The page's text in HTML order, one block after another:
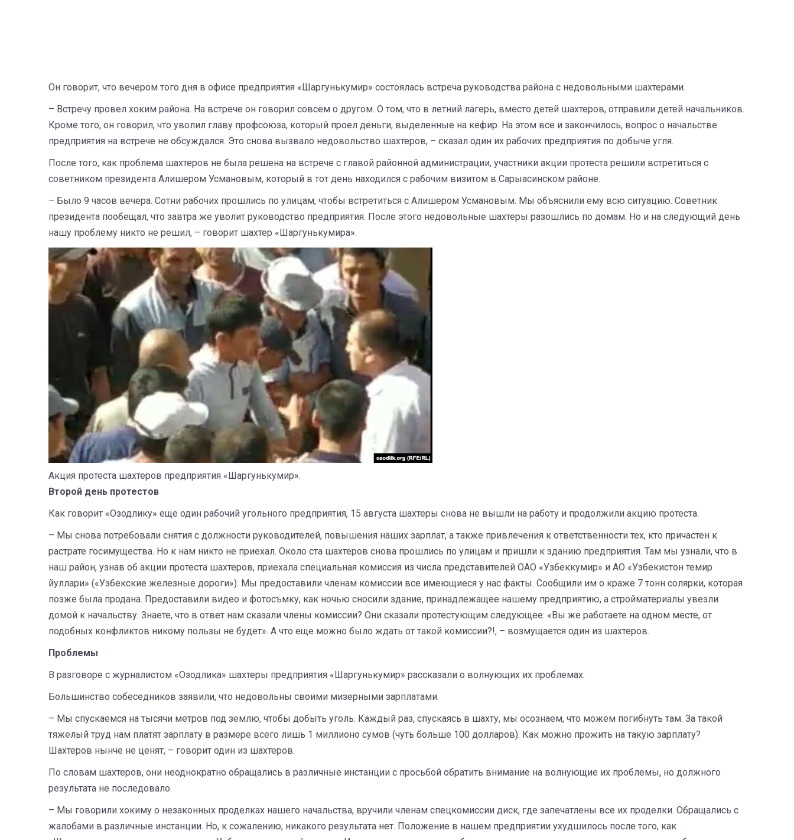
Он говорит, что вечером того дня в офисе предприятия «Шаргунькумир» состоялась встреча руководства района с недовольными шахтерами.
– Встречу провел хоким района. На встрече он говорил совсем о другом. О том, что в летний лагерь, вместо детей шахтеров, отправили детей начальников.
Кроме того, он говорил, что уволил главу профсоюза, который проел деньги, выделенные на кефир. На этом все и закончилось, вопрос о начальстве
предприятия на встрече не обсуждался. Это снова вызвало недовольство шахтеров, – сказал один их рабочих предприятия по добыче угля.
После того, как проблема шахтеров не была решена на встрече с главой районной администрации, участники акции протеста решили встретиться с
советником президента Алишером Усмановым, который в тот день находился с рабочим визитом в Сарыасинском районе.
– Было 9 часов вечера. Сотни рабочих прошлись по улицам, чтобы встретиться с Алишером Усмановым. Мы объяснили ему всю ситуацию. Советник
президента пообещал, что завтра же уволит руководство предприятия. После этого недовольные шахтеры разошлись по домам. Но и на следующий день
нашу проблему никто не решил, – говорит шахтер «Шаргунькумира».
Акция протеста шахтеров предприятия «Шаргунькумир».
Второй день протестов
Как говорит «Озодлику» еще один рабочий угольного предприятия, 15 августа шахтеры снова не вышли на работу и продолжили акцию протеста.
– Мы снова потребовали снятия с должности руководителей, повышения наших зарплат, а также привлечения к ответственности тех, кто причастен к
растрате госимущества. Но к нам никто не приехал. Около ста шахтеров снова прошлись по улицам и пришли к зданию предприятия. Там мы узнали, что в
наш район, узнав об акции протеста шахтеров, приехала специальная комиссия из числа представителей ОАО «Узбеккумир» и АО «Узбекистон темир
йуллари» («Узбекские железные дороги»). Мы предоставили членам комиссии все имеющиеся у нас факты. Сообщили им о краже 7 тонн солярки, которая
позже была продана. Предоставили видео и фотосъмку, как ночью сносили здание, принадлежащее нашему предприятию, а стройматериалы увезли
домой к начальству. Знаете, что в ответ нам сказали члены комиссии? Они сказали протестующим следующее: «Вы же работаете на одном месте, от
подобных конфликтов никому пользы не будет». А что еще можно было ждать от такой комиссии?!, – возмущается один из шахтеров.
Проблемы
В разговоре с журналистом «Озодлика» шахтеры предприятия «Шаргунькумир» рассказали о волнующих их проблемах.
Большинство собеседников заявили, что недовольны своими мизерными зарплатами.
– Мы спускаемся на тысячи метров под землю, чтобы добыть уголь. Каждый раз, спускаясь в шахту, мы осознаем, что можем погибнуть там. За такой
тяжелый труд нам платят зарплату в размере всего лишь 1 миллионо сумов (чуть больше 100 долларов). Как можно прожить на такую зарплату?
Шахтеров нынче не ценят, – говорит один из шахтеров.
По словам шахтеров, они неоднократно обращались в различные инстанции с просьбой обратить внимание на волнующие их проблемы, но должного
результата не последовало.
– Мы говорили хокиму о незаконных проделках нашего начальства, вручили членам спецкомиссии диск, где запечатлены все их проделки. Обращались с
жалобами в различные инстанции. Но, к сожалению, никакого результата нет. Положение в нашем предприятии ухудшилось после того, как